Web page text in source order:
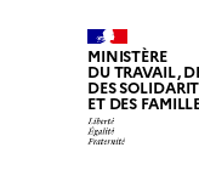
MINISTÈRE
DU TRAVAIL,
DES
ET DES